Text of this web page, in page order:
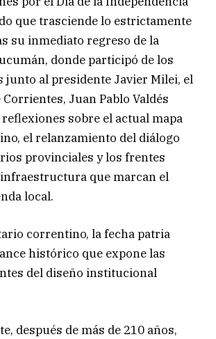
que trasciende lo estrictamente
su inmediato regreso de la
donde participó de los
junto al presidente Javier Milei, el
Juan Pablo Valdés
sobre el actual mapa
el relanzamiento del diálogo
provinciales y los frentes
que marcan el
local.
correntino, la fecha patria
histórico que expone las
del diseño institucional
después de más de 210 años,